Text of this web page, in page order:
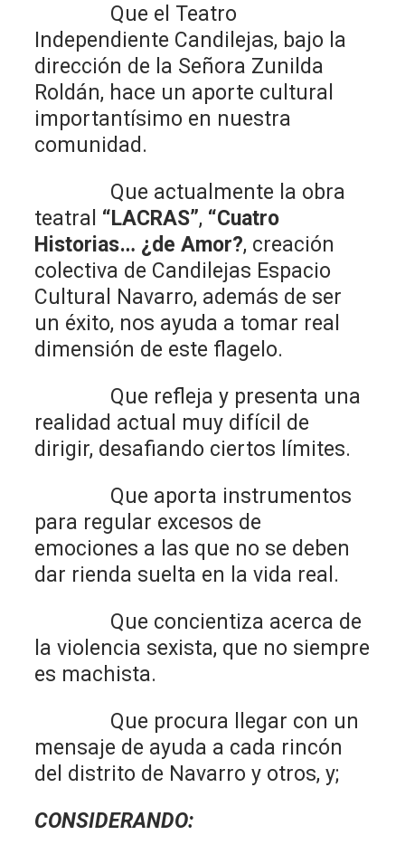
Que el Teatro
Independiente Candilejas, bajo la
dirección de la Señora Zunilda
Roldán, hace un aporte cultural
importantísimo en nuestra
comunidad.
Que actualmente la obra
teatral “LACRAS”, “Cuatro
Historias… ¿de Amor?, creación
colectiva de Candilejas Espacio
Cultural Navarro, además de ser
un éxito, nos ayuda a tomar real
dimensión de este flagelo.
Que refleja y presenta una
realidad actual muy difícil de
dirigir, desafiando ciertos límites.
Que aporta instrumentos
para regular excesos de
emociones a las que no se deben
dar rienda suelta en la vida real.
Que concientiza acerca de
la violencia sexista, que no siempre
es machista.
Que procura llegar con un
mensaje de ayuda a cada rincón
del distrito de Navarro y otros, y;
CONSIDERANDO: